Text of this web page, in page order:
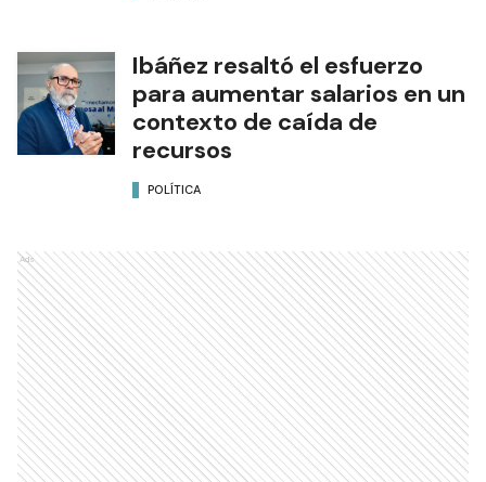
Ibáñez resaltó el esfuerzo
para aumentar salarios en un
contexto de caída de
recursos
POLÍTICA
Ads